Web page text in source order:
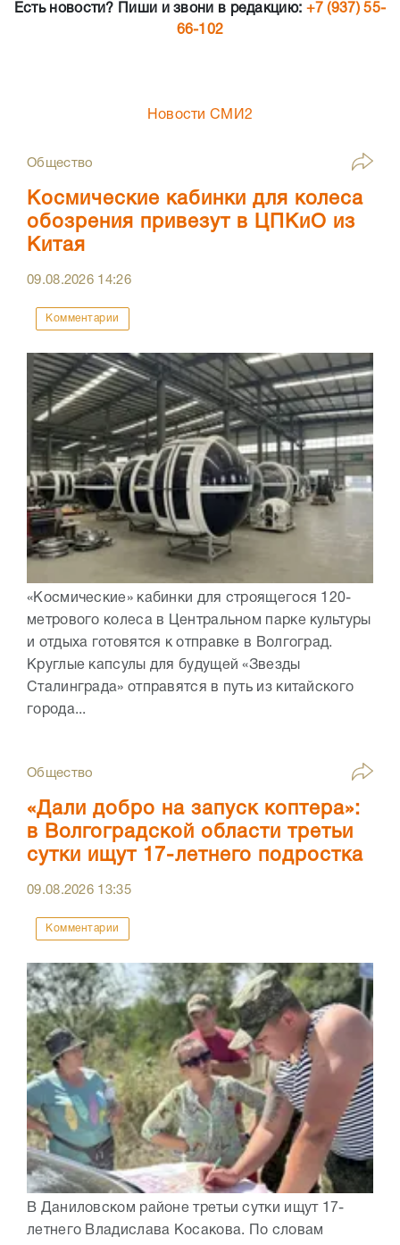
Есть новости? Пиши и звони в редакцию: +7 (937) 55-
66-102
Новости СМИ2
Общество
Космические кабинки для колеса
обозрения привезут в ЦПКиО из
Китая
09.08.2026 14:26
Комментарии
«Космические» кабинки для строящегося 120-
метрового колеса в Центральном парке культуры
и отдыха готовятся к отправке в Волгоград.
Круглые капсулы для будущей «Звезды
Сталинграда» отправятся в путь из китайского
города...
Общество
«Дали добро на запуск коптера»:
в Волгоградской области третьи
сутки ищут 17-летнего подростка
09.08.2026 13:35
Комментарии
В Даниловском районе третьи сутки ищут 17-
летнего Владислава Косакова. По словам